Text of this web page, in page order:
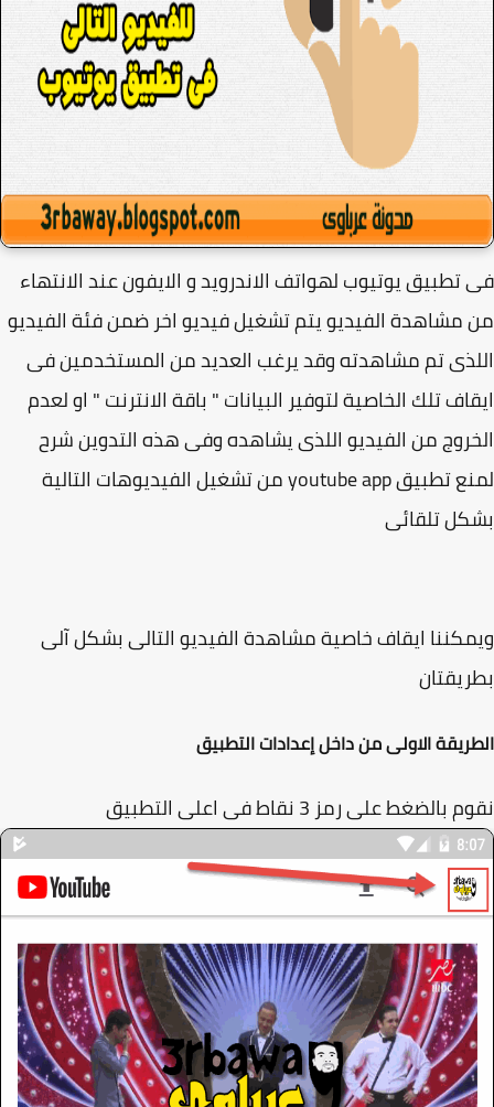
يوتيوب لهواتف الاندرويد و الايفون عند الانتهاء
الفيديو يتم تشغيل فيديو اخر ضمن فئة الفيديو
تم مشاهدته وقد يرغب العديد من المستخدمين فى
تلك الخاصية لتوفير البيانات " باقة الانترنت " او لعدم
من الفيديو اللذى يشاهده وفى هذه التدوين شرح
لمنع تطبيق youtube app من تشغيل الفيديوهات التالية
تلقائى
ايقاف خاصية مشاهدة الفيديو التالى بشكل آلى
الاولى من داخل إعدادات التطبيق
على رمز 3 نقاط فى اعلى التطبيق